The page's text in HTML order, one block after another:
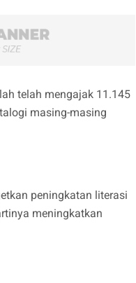
telah mengajak 11.145
masing-masing
peningkatan literasi
meningkatkan